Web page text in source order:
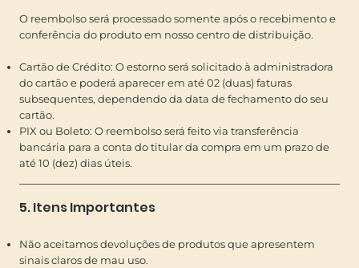
O reembolso será processado somente após o recebimento e
conferência do produto em nosso centro de distribuição.
Cartão de Crédito: O estorno será solicitado à administradora
do cartão e poderá aparecer em até 02 (duas) faturas
subsequentes, dependendo da data de fechamento do seu
cartão.
PIX ou Boleto: O reembolso será feito via transferência
bancária para a conta do titular da compra em um prazo de
até 10 (dez) dias úteis.
5. Itens Importantes
Não aceitamos devoluções de produtos que apresentem
sinais claros de mau uso.